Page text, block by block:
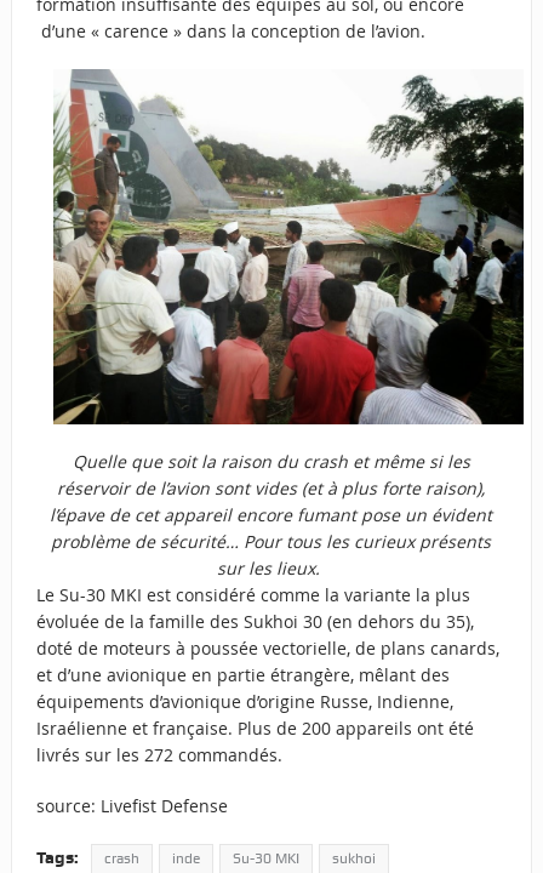
d’une « carence » dans la conception de l’avion.
Quelle que soit la raison du crash et même si les
réservoir de l’avion sont vides (et à plus forte raison),
l’épave de cet appareil encore fumant pose un évident
problème de sécurité… Pour tous les curieux présents
sur les lieux.
Le Su-30 MKI est considéré comme la variante la plus
évoluée de la famille des Sukhoi 30 (en dehors du 35),
doté de moteurs à poussée vectorielle, de plans canards,
et d’une avionique en partie étrangère, mêlant des
équipements d’avionique d’origine Russe, Indienne,
Israélienne et française. Plus de 200 appareils ont été
livrés sur les 272 commandés.
source: Livefist Defense
Tags: crash inde Su-30 MKI sukhoi